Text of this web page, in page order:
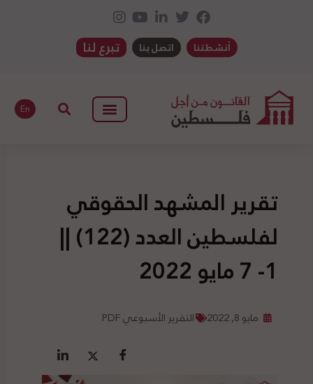
أنشطتنا اتصل بنا تبرع لنا
En
تقرير المشهد الحقوقي
لفلسطين العدد (122) ||
1- 7 مايو 2022
مايو 8, 2022 التقرير الأسبوعي PDF